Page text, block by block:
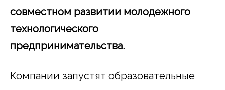
совместном развитии молодежного
технологического
предпринимательства.
Компании запустят образовательные